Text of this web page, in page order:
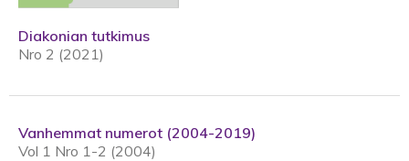
Diakonian tutkimus
Nro 2 (2021)
Vanhemmat numerot (2004-2019)
Vol 1 Nro 1-2 (2004)